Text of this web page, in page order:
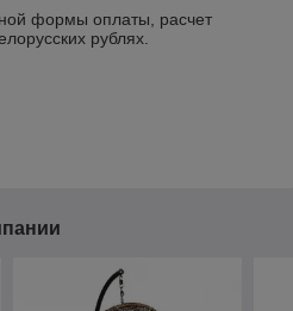
формы оплаты, расчет
рублях.